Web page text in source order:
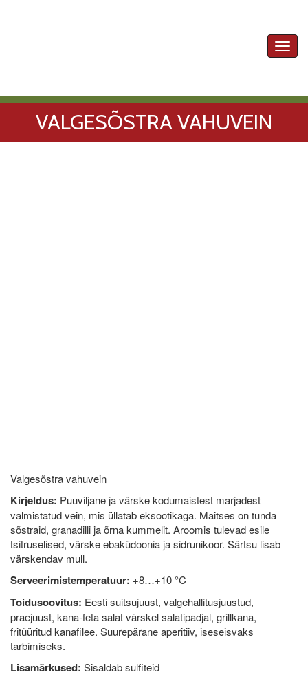
VALGESÕSTRA VAHUVEIN
Valgesõstra vahuvein
Kirjeldus: Puuviljane ja värske kodumaistest marjadest
valmistatud vein, mis üllatab eksootikaga. Maitses on tunda
sõstraid, granadilli ja õrna kummelit. Aroomis tulevad esile
tsitruselised, värske ebaküdoonia ja sidrunikoor. Särtsu lisab
värskendav mull.
Serveerimistemperatuur: +8…+10 °C
Toidusoovitus: Eesti suitsujuust, valgehallitusjuustud,
praejuust, kana-feta salat värskel salatipadjal, grillkana,
fritüüritud kanafilee. Suurepärane aperitiiv, iseseisvaks
tarbimiseks.
Lisamärkused: Sisaldab sulfiteid